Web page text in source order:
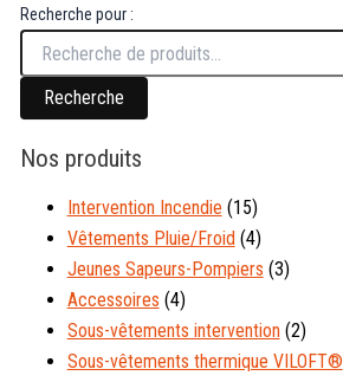
Recherche pour :
Recherche
Nos produits
Intervention Incendie (15)
Vêtements Pluie/Froid (4)
Jeunes Sapeurs-Pompiers (3)
Accessoires (4)
Sous-vêtements intervention (2)
Sous-vêtements thermique VILOFT®